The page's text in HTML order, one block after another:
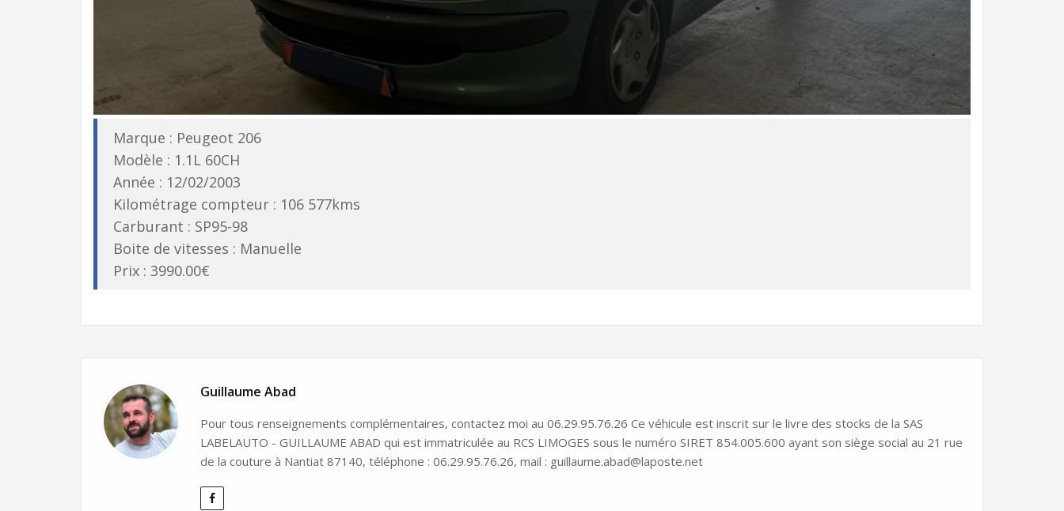
Marque : Peugeot 206
Modèle : 1.1L 60CH
Année : 12/02/2003
Kilométrage compteur : 106 577kms
Carburant : SP95-98
Boite de vitesses : Manuelle
Prix : 3990.00€
Guillaume Abad
Pour tous renseignements complémentaires, contactez moi au 06.29.95.76.26 Ce véhicule est inscrit sur le livre des stocks de la SAS
LABELAUTO - GUILLAUME ABAD qui est immatriculée au RCS LIMOGES sous le numéro SIRET 854.005.600 ayant son siège social au 21 rue
de la couture à Nantiat 87140, téléphone : 06.29.95.76.26, mail : guillaume.abad@laposte.net